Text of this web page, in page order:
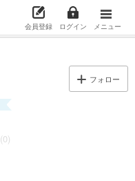
会員登録 ログイン メニュー
フォロー
(0)